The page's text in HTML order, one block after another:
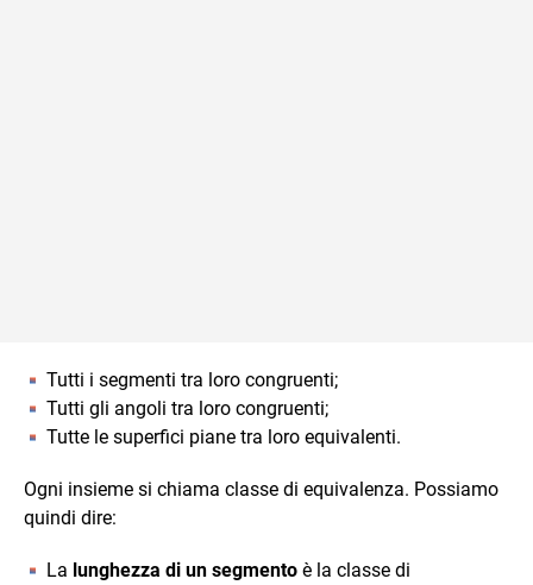
Tutti i segmenti tra loro congruenti;
Tutti gli angoli tra loro congruenti;
Tutte le superfici piane tra loro equivalenti.
Ogni insieme si chiama classe di equivalenza. Possiamo
quindi dire:
La lunghezza di un segmento è la classe di